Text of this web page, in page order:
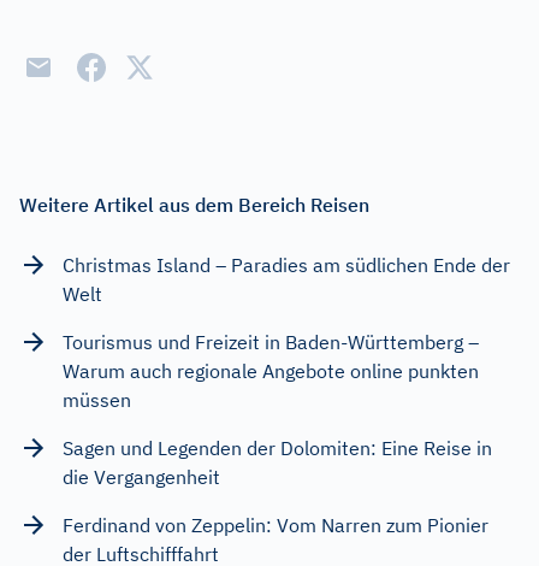
Weitere Artikel aus dem Bereich Reisen
Christmas Island – Paradies am südlichen Ende der
Welt
Tourismus und Freizeit in Baden-Württemberg –
Warum auch regionale Angebote online punkten
müssen
Sagen und Legenden der Dolomiten: Eine Reise in
die Vergangenheit
Ferdinand von Zeppelin: Vom Narren zum Pionier
der Luftschifffahrt